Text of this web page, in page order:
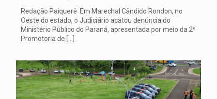
Redação Paiquerê Em Marechal Cândido Rondon, no
Oeste do estado, o Judiciário acatou denúncia do
Ministério Público do Paraná, apresentada por meio da 2ª
Promotoria de […]